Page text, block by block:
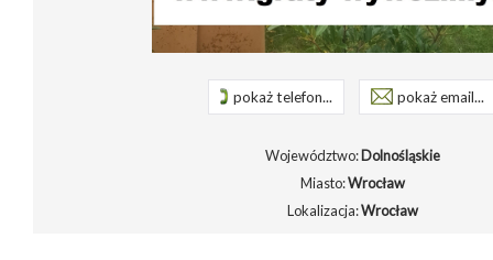
pokaż telefon... pokaż email...
Województwo:Dolnośląskie
Miasto:Wrocław
Lokalizacja:Wrocław